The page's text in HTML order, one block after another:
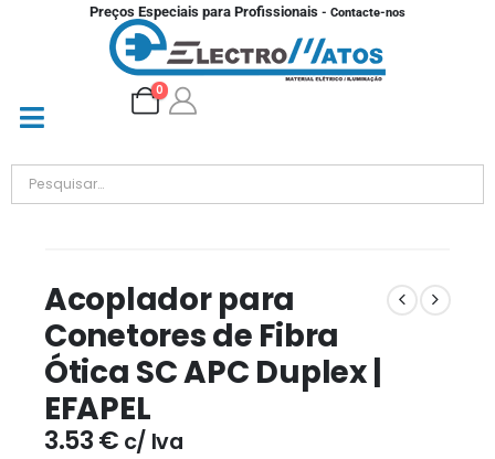
Preços Especiais para Profissionais - Contacte-nos
0
Acoplador para
Conetores de Fibra
Ótica SC APC Duplex |
EFAPEL
3.53€ c/ Iva